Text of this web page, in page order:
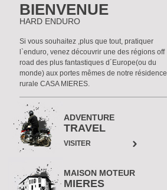
BIENVENUE
HARD ENDURO
Si vous souhaitez ,plus que tout, pratiquer
l`enduro, venez découvrir une des régions off
road des plus fantastiques d´Europe(ou du
monde) aux portes mêmes de notre résidence
rurale CASA MIERES.
ADVENTURE
TRAVEL
VISITER
MAISON MOTEUR
MIERES